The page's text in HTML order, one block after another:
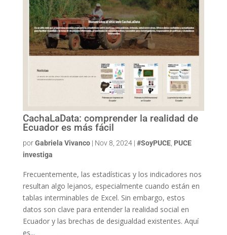
CachaLaData: comprender la realidad de
Ecuador es más fácil
porGabriela Vivanco| Nov 8, 2024| #SoyPUCE, PUCE
investiga
Frecuentemente, las estadísticas y los indicadores nos
resultan algo lejanos, especialmente cuando están en
tablas interminables de Excel. Sin embargo, estos
datos son clave para entender la realidad social en
Ecuador y las brechas de desigualdad existentes. Aquí
es...